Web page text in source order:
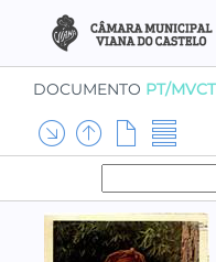
DOCUMENTO PT/